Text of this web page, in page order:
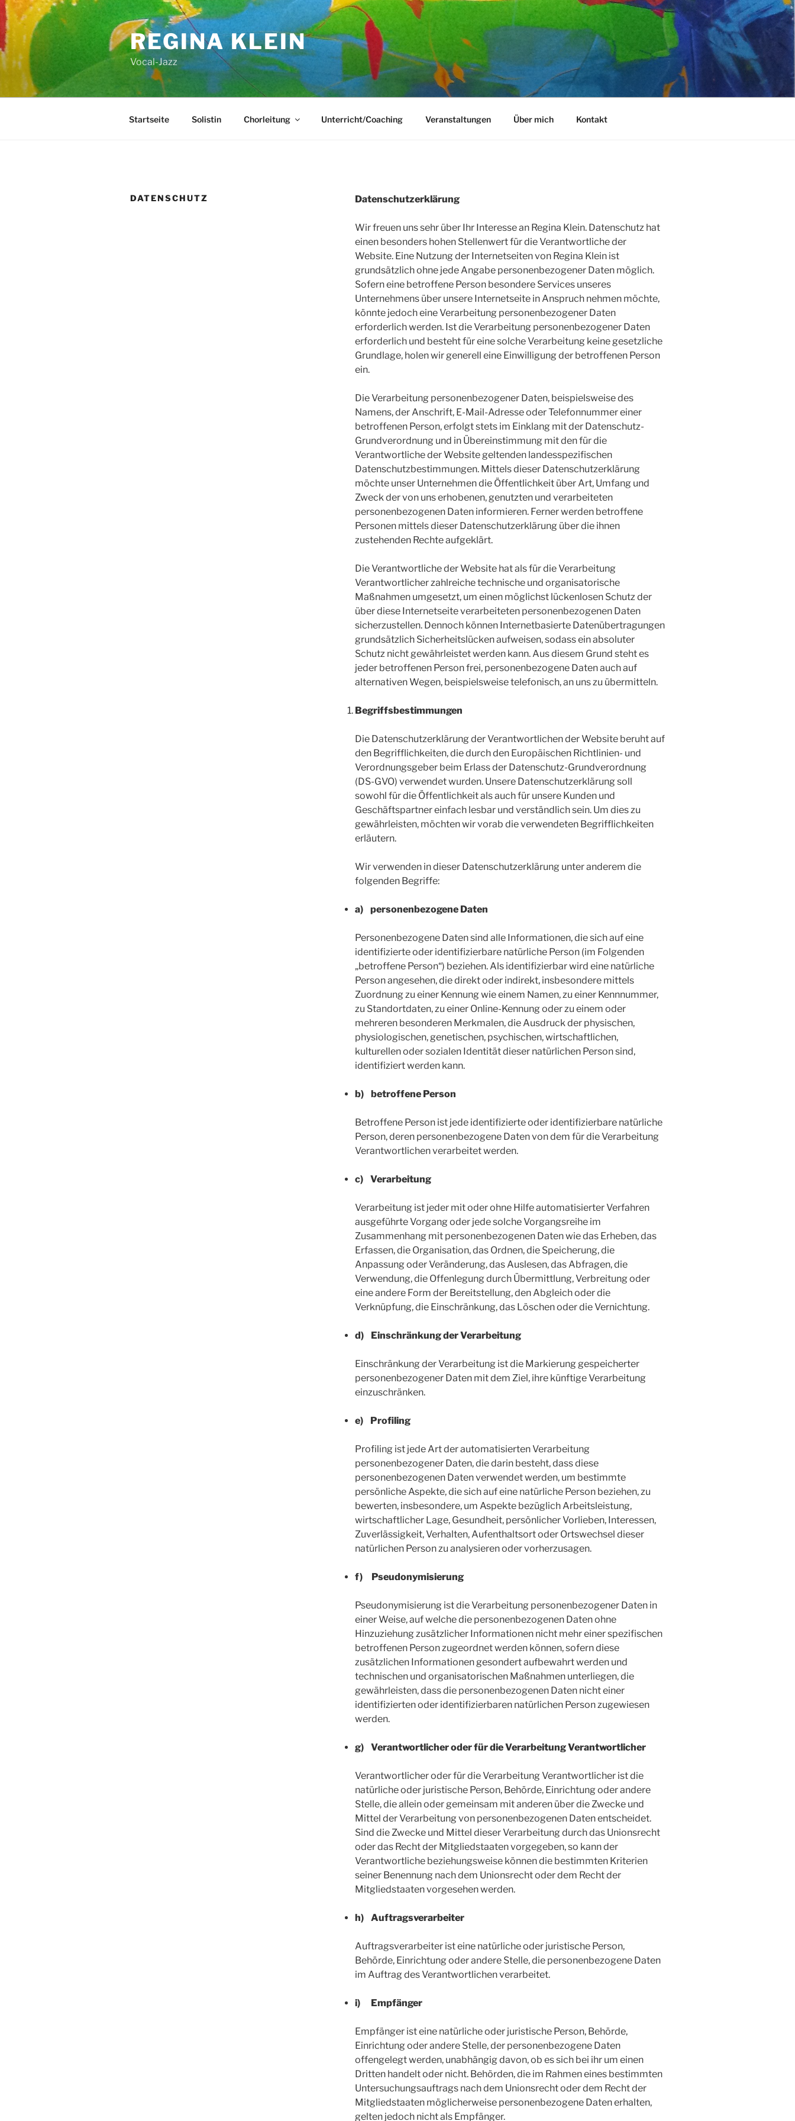
Zum
Inhalt
springen
REGINA KLEIN
Vocal-Jazz
Startseite Solistin Chorleitung Unterricht/Coaching Veranstaltungen Über mich Kontakt
DATENSCHUTZ Datenschutzerklärung
Wir freuen uns sehr über Ihr Interesse an Regina Klein. Datenschutz hat
einen besonders hohen Stellenwert für die Verantwortliche der
Website. Eine Nutzung der Internetseiten von Regina Klein ist
grundsätzlich ohne jede Angabe personenbezogener Daten möglich.
Sofern eine betroffene Person besondere Services unseres
Unternehmens über unsere Internetseite in Anspruch nehmen möchte,
könnte jedoch eine Verarbeitung personenbezogener Daten
erforderlich werden. Ist die Verarbeitung personenbezogener Daten
erforderlich und besteht für eine solche Verarbeitung keine gesetzliche
Grundlage, holen wir generell eine Einwilligung der betroffenen Person
ein.
Die Verarbeitung personenbezogener Daten, beispielsweise des
Namens, der Anschrift, E-Mail-Adresse oder Telefonnummer einer
betroffenen Person, erfolgt stets im Einklang mit der Datenschutz-
Grundverordnung und in Übereinstimmung mit den für die
Verantwortliche der Website geltenden landesspezifischen
Datenschutzbestimmungen. Mittels dieser Datenschutzerklärung
möchte unser Unternehmen die Öffentlichkeit über Art, Umfang und
Zweck der von uns erhobenen, genutzten und verarbeiteten
personenbezogenen Daten informieren. Ferner werden betroffene
Personen mittels dieser Datenschutzerklärung über die ihnen
zustehenden Rechte aufgeklärt.
Die Verantwortliche der Website hat als für die Verarbeitung
Verantwortlicher zahlreiche technische und organisatorische
Maßnahmen umgesetzt, um einen möglichst lückenlosen Schutz der
über diese Internetseite verarbeiteten personenbezogenen Daten
sicherzustellen. Dennoch können Internetbasierte Datenübertragungen
grundsätzlich Sicherheitslücken aufweisen, sodass ein absoluter
Schutz nicht gewährleistet werden kann. Aus diesem Grund steht es
jeder betroffenen Person frei, personenbezogene Daten auch auf
alternativen Wegen, beispielsweise telefonisch, an uns zu übermitteln.
Begriffsbestimmungen
Die Datenschutzerklärung der Verantwortlichen der Website beruht auf
den Begrifflichkeiten, die durch den Europäischen Richtlinien- und
Verordnungsgeber beim Erlass der Datenschutz-Grundverordnung
(DS-GVO) verwendet wurden. Unsere Datenschutzerklärung soll
sowohl für die Öffentlichkeit als auch für unsere Kunden und
Geschäftspartner einfach lesbar und verständlich sein. Um dies zu
gewährleisten, möchten wir vorab die verwendeten Begrifflichkeiten
erläutern.
Wir verwenden in dieser Datenschutzerklärung unter anderem die
folgenden Begriffe:
a) personenbezogene Daten
Personenbezogene Daten sind alle Informationen, die sich auf eine
identifizierte oder identifizierbare natürliche Person (im Folgenden
„betroffene Person“) beziehen. Als identifizierbar wird eine natürliche
Person angesehen, die direkt oder indirekt, insbesondere mittels
Zuordnung zu einer Kennung wie einem Namen, zu einer Kennnummer,
zu Standortdaten, zu einer Online-Kennung oder zu einem oder
mehreren besonderen Merkmalen, die Ausdruck der physischen,
physiologischen, genetischen, psychischen, wirtschaftlichen,
kulturellen oder sozialen Identität dieser natürlichen Person sind,
identifiziert werden kann.
b) betroffene Person
Betroffene Person ist jede identifizierte oder identifizierbare natürliche
Person, deren personenbezogene Daten von dem für die Verarbeitung
Verantwortlichen verarbeitet werden.
c) Verarbeitung
Verarbeitung ist jeder mit oder ohne Hilfe automatisierter Verfahren
ausgeführte Vorgang oder jede solche Vorgangsreihe im
Zusammenhang mit personenbezogenen Daten wie das Erheben, das
Erfassen, die Organisation, das Ordnen, die Speicherung, die
Anpassung oder Veränderung, das Auslesen, das Abfragen, die
Verwendung, die Offenlegung durch Übermittlung, Verbreitung oder
eine andere Form der Bereitstellung, den Abgleich oder die
Verknüpfung, die Einschränkung, das Löschen oder die Vernichtung.
d) Einschränkung der Verarbeitung
Einschränkung der Verarbeitung ist die Markierung gespeicherter
personenbezogener Daten mit dem Ziel, ihre künftige Verarbeitung
einzuschränken.
e) Profiling
Profiling ist jede Art der automatisierten Verarbeitung
personenbezogener Daten, die darin besteht, dass diese
personenbezogenen Daten verwendet werden, um bestimmte
persönliche Aspekte, die sich auf eine natürliche Person beziehen, zu
bewerten, insbesondere, um Aspekte bezüglich Arbeitsleistung,
wirtschaftlicher Lage, Gesundheit, persönlicher Vorlieben, Interessen,
Zuverlässigkeit, Verhalten, Aufenthaltsort oder Ortswechsel dieser
natürlichen Person zu analysieren oder vorherzusagen.
f) Pseudonymisierung
Pseudonymisierung ist die Verarbeitung personenbezogener Daten in
einer Weise, auf welche die personenbezogenen Daten ohne
Hinzuziehung zusätzlicher Informationen nicht mehr einer spezifischen
betroffenen Person zugeordnet werden können, sofern diese
zusätzlichen Informationen gesondert aufbewahrt werden und
technischen und organisatorischen Maßnahmen unterliegen, die
gewährleisten, dass die personenbezogenen Daten nicht einer
identifizierten oder identifizierbaren natürlichen Person zugewiesen
werden.
g) Verantwortlicher oder für die Verarbeitung Verantwortlicher
Verantwortlicher oder für die Verarbeitung Verantwortlicher ist die
natürliche oder juristische Person, Behörde, Einrichtung oder andere
Stelle, die allein oder gemeinsam mit anderen über die Zwecke und
Mittel der Verarbeitung von personenbezogenen Daten entscheidet.
Sind die Zwecke und Mittel dieser Verarbeitung durch das Unionsrecht
oder das Recht der Mitgliedstaaten vorgegeben, so kann der
Verantwortliche beziehungsweise können die bestimmten Kriterien
seiner Benennung nach dem Unionsrecht oder dem Recht der
Mitgliedstaaten vorgesehen werden.
h) Auftragsverarbeiter
Auftragsverarbeiter ist eine natürliche oder juristische Person,
Behörde, Einrichtung oder andere Stelle, die personenbezogene Daten
im Auftrag des Verantwortlichen verarbeitet.
i) Empfänger
Empfänger ist eine natürliche oder juristische Person, Behörde,
Einrichtung oder andere Stelle, der personenbezogene Daten
offengelegt werden, unabhängig davon, ob es sich bei ihr um einen
Dritten handelt oder nicht. Behörden, die im Rahmen eines bestimmten
Untersuchungsauftrags nach dem Unionsrecht oder dem Recht der
Mitgliedstaaten möglicherweise personenbezogene Daten erhalten,
gelten jedoch nicht als Empfänger.